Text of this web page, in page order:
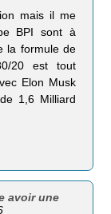
mais il me
BPI sont à
la formule de
20 est tout
Elon Musk
1,6 Milliard
avoir une